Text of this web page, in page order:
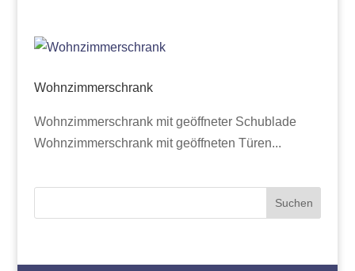
Wohnzimmerschrank
Wohnzimmerschrank mit geöffneter Schublade
Wohnzimmerschrank mit geöffneten Türen...